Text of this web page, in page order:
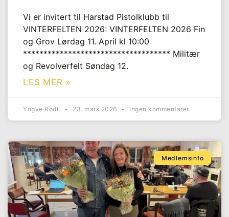
Vi er invitert til Harstad Pistolklubb til
VINTERFELTEN 2026: VINTERFELTEN 2026 Fin
og Grov Lørdag 11. April kl 10:00
************************************ Militær
og Revolverfelt Søndag 12.
LES MER »
Yngve Rødli 23. mars 2026 Ingen kommentarer
Medlemsinfo